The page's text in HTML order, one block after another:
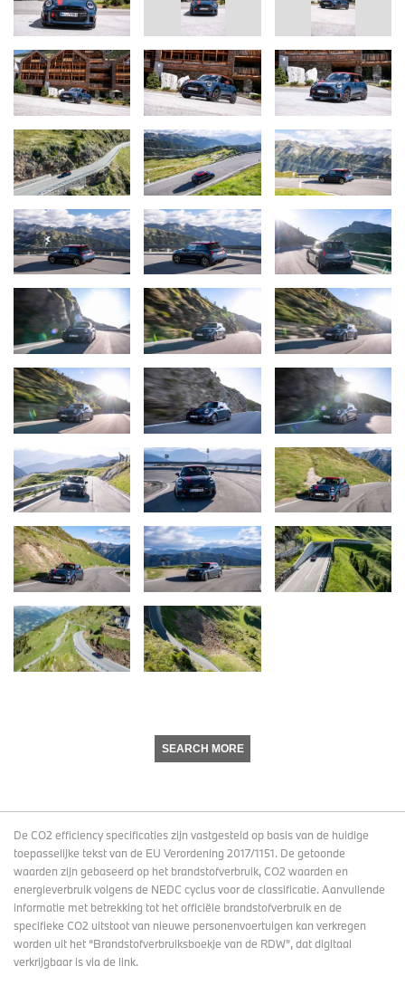
SEARCH MORE
De CO2 efficiency specificaties zijn vastgesteld op basis van de huidige
toepasselijke tekst van de EU Verordening 2017/1151. De getoonde
waarden zijn gebaseerd op het brandstofverbruik, CO2 waarden en
energieverbruik volgens de NEDC cyclus voor de classificatie. Aanvullende
informatie met betrekking tot het officiële brandstofverbruik en de
specifieke CO2 uitstoot van nieuwe personenvoertuigen kan verkregen
worden uit het “Brandstofverbruiksboekje van de RDW”, dat digitaal
verkrijgbaaris via de link.